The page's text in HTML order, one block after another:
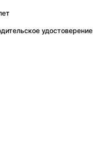
удостоверение